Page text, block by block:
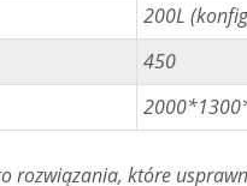
200L
450
rozwiązania, które